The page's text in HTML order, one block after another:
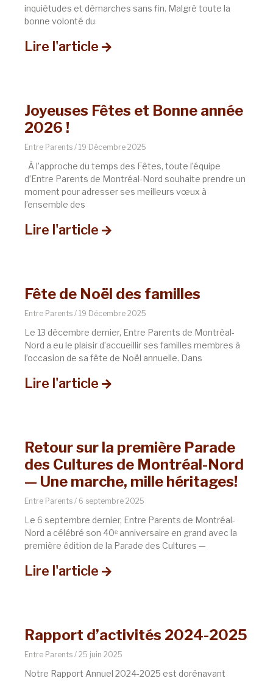
inquiétudes et démarches sans fin. Malgré toute la
bonne volonté du
Lire l'article
Joyeuses Fêtes et Bonne année
2026 !
Entre Parents 19 Décembre 2025
À l’approche du temps des Fêtes, toute l’équipe
d’Entre Parents de Montréal-Nord souhaite prendre un
moment pour adresser ses meilleurs vœux à
l’ensemble des
Lire l'article
Fête de Noël des familles
Entre Parents 19 Décembre 2025
Le 13 décembre dernier, Entre Parents de Montréal-
Nord a eu le plaisir d’accueillir ses familles membres à
l’occasion de sa fête de Noël annuelle. Dans
Lire l'article
Retour sur la première Parade
des Cultures de Montréal-Nord
— Une marche, mille héritages!
Entre Parents 6 septembre 2025
Le 6 septembre dernier, Entre Parents de Montréal-
Nord a célébré son 40ᵉ anniversaire en grand avec la
première édition de la Parade des Cultures —
Lire l'article
Rapport d’activités 2024-2025
Entre Parents 25 juin 2025
Notre Rapport Annuel 2024-2025 est dorénavant